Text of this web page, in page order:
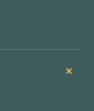
+